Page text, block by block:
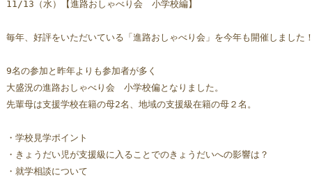
11/13（水）【進路おしゃべり会　小学校編】
毎年、好評をいただいている「進路おしゃべり会」を今年も開催しました
9名の参加と昨年よりも参加者が多く
大盛況の進路おしゃべり会　小学校偏となりました。
先輩母は支援学校在籍の母2名、地域の支援級在籍の母２名。
・学校見学ポイント
・きょうだい児が支援級に入ることでのきょうだいへの影響は？
・就学相談について